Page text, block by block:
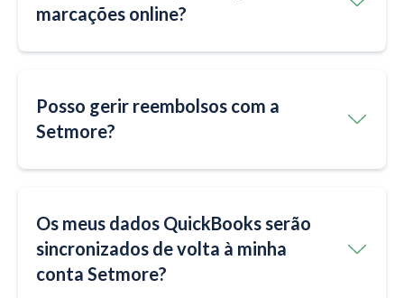
marcações online?
Posso gerir reembolsos com a
Setmore?
Os meus dados QuickBooks serão
sincronizados de volta à minha
conta Setmore?